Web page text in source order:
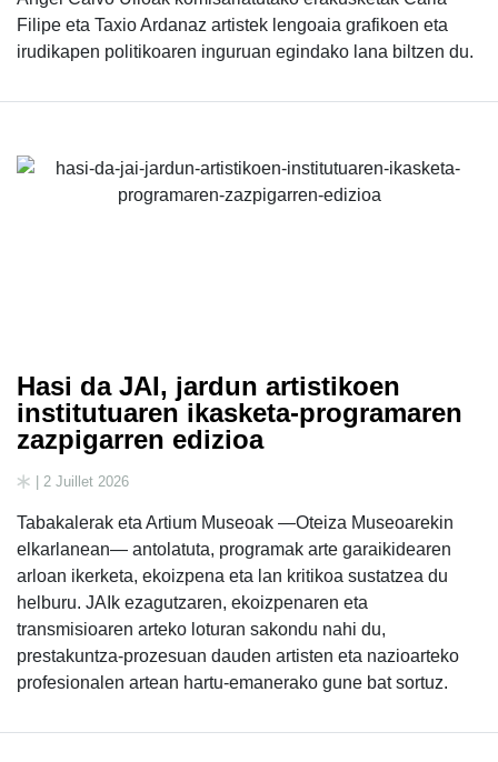
Filipe eta Taxio Ardanaz artistek lengoaia grafikoen eta
irudikapen politikoaren inguruan egindako lana biltzen du.
Hasi da JAI, jardun artistikoen
institutuaren ikasketa-programaren
zazpigarren edizioa
| 2 Juillet 2026
Tabakalerak eta Artium Museoak —Oteiza Museoarekin
elkarlanean— antolatuta, programak arte garaikidearen
arloan ikerketa, ekoizpena eta lan kritikoa sustatzea du
helburu. JAIk ezagutzaren, ekoizpenaren eta
transmisioaren arteko loturan sakondu nahi du,
prestakuntza-prozesuan dauden artisten eta nazioarteko
profesionalen artean hartu-emanerako gune bat sortuz.